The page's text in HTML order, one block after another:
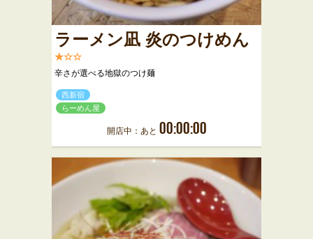
ラーメン凪 炎のつけめん
★☆☆
辛さが選べる地獄のつけ麺
西新宿
らーめん屋
開店中：あと 00:00:00